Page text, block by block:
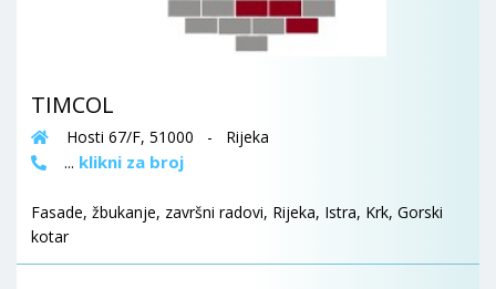
TIMCOL
Hosti 67/F, 51000 - Rijeka
... klikni za broj
Fasade, žbukanje, završni radovi, Rijeka, Istra, Krk, Gorski
kotar